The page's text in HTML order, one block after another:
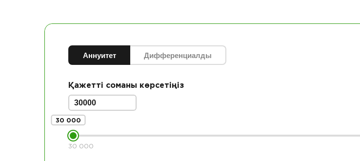
Аннуитет Дифференциалды
Қажетті соманы көрсетіңіз
30 000
30 000